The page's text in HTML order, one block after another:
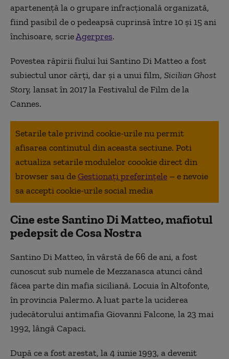
apartenenţă la o grupare infracţională organizată,
fiind pasibil de o pedeapsă cuprinsă între 10 şi 15 ani
închisoare, scrieAgerpres.
Povestea răpirii fiului lui Santino Di Matteo a fost
subiectul unor cărți, dar și a unui film, Sicilian Ghost
Story, lansat în 2017 la Festivalul de Film de la
Cannes.
Setarile tale privind cookie-urile nu permit
afisarea continutul din aceasta sectiune. Poti
actualiza setarile modulelor coookie direct din
browser sau deGestionați preferințele – e nevoie
sa accepti cookie-urile social media
Cine este Santino Di Matteo, mafiotul
pedepsit de Cosa Nostra
Santino Di Matteo, în vârstă de 66 de ani, a fost
cunoscut sub numele de Mezzanasca atunci când
făcea parte din mafia siciliană. Locuia în Altofonte,
în provincia Palermo. A luat parte la uciderea
judecătorului antimafia Giovanni Falcone, la 23 mai
1992, lângă Capaci.
După ce a fost arestat, la 4 iunie 1993, a devenit